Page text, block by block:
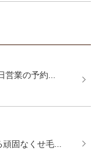
業の予約...
固なくせ毛...